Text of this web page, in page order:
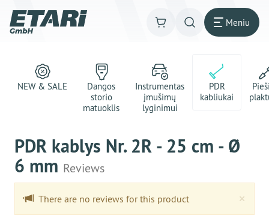
Meniu
NEW & SALE
Dangos
storio
matuoklis
Instrumentas
įmušimų
lyginimui
PDR
kabliukai
PDR kablys Nr. 2R - 25 cm - Ø
6 mm Reviews
×
There are no reviews for this product